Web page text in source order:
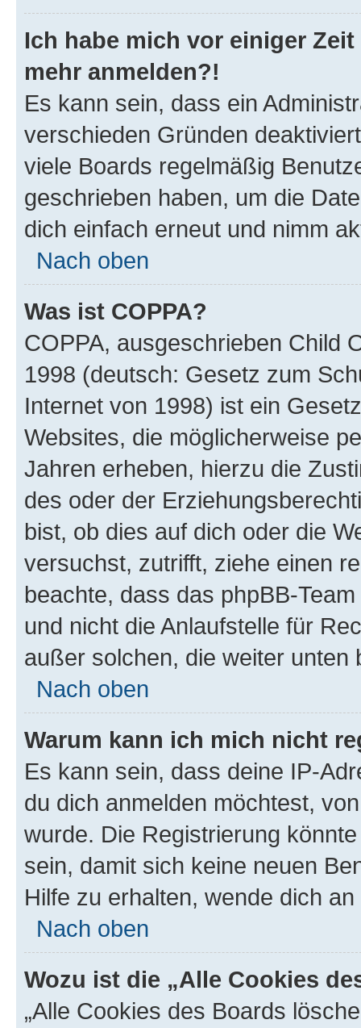
Ich habe mich vor einiger
mehr anmelden?!
Es kann sein, dass ein
verschieden Gründen
viele Boards regelmäßig
geschrieben haben, um die
dich einfach erneut und nimm
Nach oben
Was ist COPPA?
COPPA, ausgeschrieben Child
1998 (deutsch: Gesetz zum
Internet von 1998) ist ein
Websites, die möglicherweise
Jahren erheben, hierzu die
des oder der
bist, ob dies auf dich oder die
versuchst, zutrifft, ziehe einen
beachte, dass das phpBB-
und nicht die Anlaufstelle für
außer solchen, die weiter unten
Nach oben
Warum kann ich mich nicht
Es kann sein, dass deine IP-
du dich anmelden möchtest,
wurde. Die Registrierung
sein, damit sich keine neuen
Hilfe zu erhalten, wende dich
Nach oben
Wozu ist die „Alle Cookies
„Alle Cookies des Boards